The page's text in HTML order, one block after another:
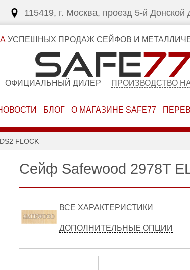
115419, г. Москва, проезд 5-й Донской
УСПЕШНЫХ ПРОДАЖ СЕЙФОВ И
ОФИЦИАЛЬНЫЙ ДИЛЕР ПРОИЗВОДСТВО
БЛОГ О МАГАЗИНЕ SAFE77
FLOCK
Сейф Safewood 2978T
ВСЕ ХАРАКТЕРИСТИКИ
ДОПОЛНИТЕЛЬНЫЕ ОПЦИИ